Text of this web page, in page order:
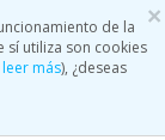
×
de la
sí utiliza son cookies
más), ¿deseas